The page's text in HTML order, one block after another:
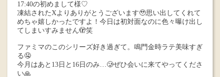
17:40の初めまして様♡
凍結されたXよりありがとうございます🥹思い出してくれて
めちゃ嬉しかったですよ！今日は初対面なのに色々曝け出し
てしまいすみません🫣笑
ファミマのこのシリーズ好き過ぎて。鳴門金時ラテ美味すぎ
る🤤
今月はあと13日と16日のみ…🥲ぜひ会いに来てやってくださ
い🙏